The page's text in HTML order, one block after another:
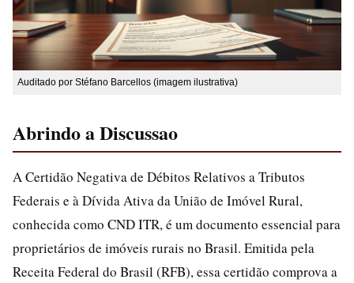
Auditado por Stéfano Barcellos (imagem ilustrativa)
Abrindo a Discussao
A Certidão Negativa de Débitos Relativos a Tributos
Federais e à Dívida Ativa da União de Imóvel Rural,
conhecida como CND ITR, é um documento essencial para
proprietários de imóveis rurais no Brasil. Emitida pela
Receita Federal do Brasil (RFB), essa certidão comprova a